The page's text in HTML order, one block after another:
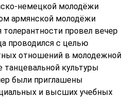
немецкой молодёжи
армянской молодёжи
толерантности провел вечер
проводился с целью
отношений в молодежной
танцевальной культуры
были приглашены
и высших учебных